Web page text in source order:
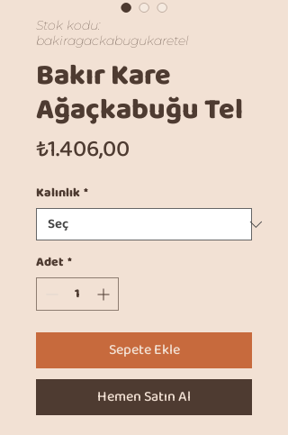
Stok kodu:
bakiragackabugukaretel
Bakır Kare
Ağaçkabuğu Tel
₺1.406,00
Kalınlık*
Adet *
Sepete Ekle
Hemen Satın Al